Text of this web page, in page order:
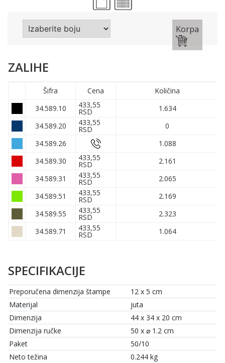
Korpa
ZALIHE
Šifra Cena
Količina
34.589.10
433,55
RSD
1.634
34.589.20
433,55
RSD
0
34.589.26
1.088
34.589.30
433,55
RSD
2.161
34.589.31
433,55
RSD
2.065
34.589.51
433,55
RSD
2.169
34.589.55
433,55
RSD
2.323
34.589.71
433,55
RSD 1.064
SPECIFIKACIJE
Preporučena dimenzija štampe
12 x 5 cm
Materijal
juta
Dimenzija
44 x 34 x 20 cm
Dimenzija ručke
50 x ⌀ 1.2 cm
Paket
50/10
Neto težina
0.244 kg